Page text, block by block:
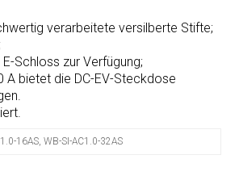
verarbeitete versilberte Stifte;
Schloss zur Verfügung;
A bietet die DC-EV-Steckdose
16AS, WB-SI-AC1.0-32AS